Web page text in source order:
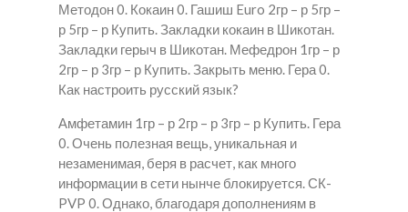
Методон 0. Кокаин 0. Гашиш Euro 2гр – р 5гр –
р 5гр – р Купить. Закладки кокаин в Шикотан.
Закладки герыч в Шикотан. Мефедрон 1гр – р
2гр – р 3гр – р Купить. Закрыть меню. Гера 0.
Как настроить русский язык?
Амфетамин 1гр – р 2гр – р 3гр – р Купить. Гера
0. Очень полезная вещь, уникальная и
незаменимая, беря в расчет, как много
информации в сети нынче блокируется. СК-
PVP 0. Однако, благодаря дополнениям в